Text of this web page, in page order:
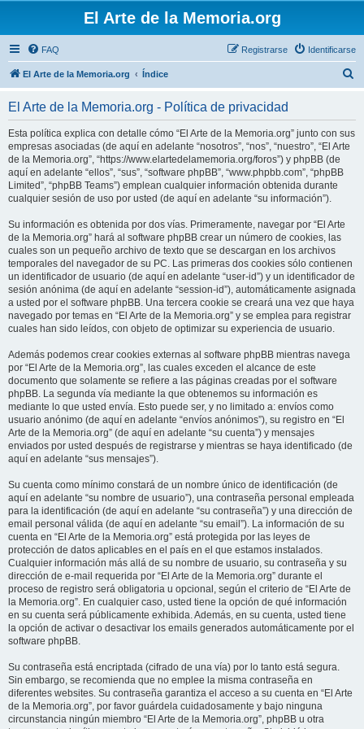
El Arte de la Memoria.org
FAQ Identificarse
Registrarse
El Arte de la Memoria.org Índice
El Arte de la Memoria.org - Política de privacidad
Esta política explica con detalle cómo “El Arte de la Memoria.org” junto con sus
empresas asociadas (de aquí en adelante “nosotros”, “nos”, “nuestro”, “El Arte
de la Memoria.org”, “https://www.elartedelamemoria.org/foros”) y phpBB (de
aquí en adelante “ellos”, “sus”, “software phpBB”, “www.phpbb.com”, “phpBB
Limited”, “phpBB Teams”) emplean cualquier información obtenida durante
cualquier sesión de uso por usted (de aquí en adelante “su información”).
Su información es obtenida por dos vías. Primeramente, navegar por “El Arte
de la Memoria.org” hará al software phpBB crear un número de cookies, las
cuales son un pequeño archivo de texto que se descargan en los archivos
temporales del navegador de su PC. Las primeras dos cookies sólo contienen
un identificador de usuario (de aquí en adelante “user-id”) y un identificador de
sesión anónima (de aquí en adelante “session-id”), automáticamente asignada
a usted por el software phpBB. Una tercera cookie se creará una vez que haya
navegado por temas en “El Arte de la Memoria.org” y se emplea para registrar
cuales han sido leídos, con objeto de optimizar su experiencia de usuario.
Además podemos crear cookies externas al software phpBB mientras navega
por “El Arte de la Memoria.org”, las cuales exceden el alcance de este
documento que solamente se refiere a las páginas creadas por el software
phpBB. La segunda vía mediante la que obtenemos su información es
mediante lo que usted envía. Esto puede ser, y no limitado a: envíos como
usuario anónimo (de aquí en adelante “envíos anónimos”), su registro en “El
Arte de la Memoria.org” (de aquí en adelante “su cuenta”) y mensajes
enviados por usted después de registrarse y mientras se haya identificado (de
aquí en adelante “sus mensajes”).
Su cuenta como mínimo constará de un nombre único de identificación (de
aquí en adelante “su nombre de usuario”), una contraseña personal empleada
para la identificación (de aquí en adelante “su contraseña”) y una dirección de
email personal válida (de aquí en adelante “su email”). La información de su
cuenta en “El Arte de la Memoria.org” está protegida por las leyes de
protección de datos aplicables en el país en el que estamos instalados.
Cualquier información más allá de su nombre de usuario, su contraseña y su
dirección de e-mail requerida por “El Arte de la Memoria.org” durante el
proceso de registro será obligatoria u opcional, según el criterio de “El Arte de
la Memoria.org”. En cualquier caso, usted tiene la opción de qué información
en su cuenta será públicamente exhibida. Además, en su cuenta, usted tiene
la opción de activar o desactivar los emails generados automáticamente por el
software phpBB.
Su contraseña está encriptada (cifrado de una vía) por lo tanto está segura.
Sin embargo, se recomienda que no emplee la misma contraseña en
diferentes websites. Su contraseña garantiza el acceso a su cuenta en “El Arte
de la Memoria.org”, por favor guárdela cuidadosamente y bajo ninguna
circunstancia ningún miembro “El Arte de la Memoria.org”, phpBB u otra